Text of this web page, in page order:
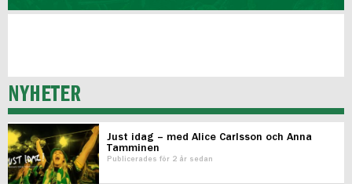
NYHETER
Just idag – med Alice Carlsson och Anna
Tamminen
Publicerades för 2 år sedan